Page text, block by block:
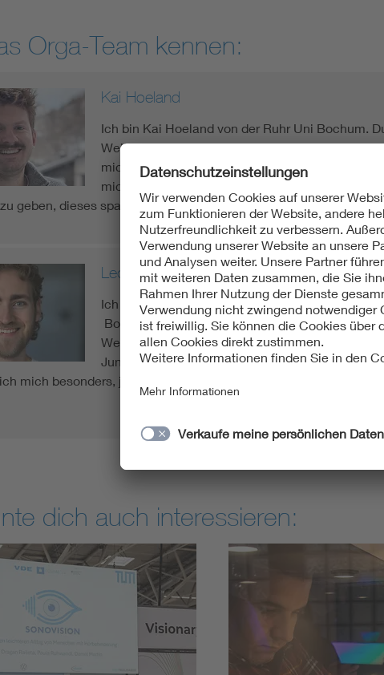
Orga-Team kennen:
Kai Hoeland
Ich bin Kai Hoeland von der Ruhr Uni Bochum.
Welt der Mikrosystemtechnik für mich entdeckt
mich aktiv für die Nachwuchsgewinnung in der
mich ungemein, das diesjährige Junge Forum
geben, dieses spannende Thema kennen zu lernen.
Leon Surrey
Ich bin Leon Surrey und studiere Elektrotechnik
Bochum. Durch mein Interesse für
Wettbewerb 2023 gekommen. Dieser fand im
Junge Forum MST aufmerksam geworden bin.
mich besonders, junge Leute mit der Welt der
dich auch interessieren: